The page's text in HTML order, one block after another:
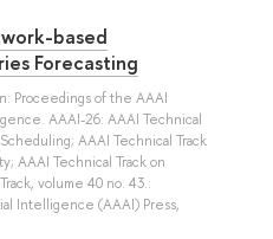
based
Forecasting
Proceedings of the AAAI
AAAI-26: AAAI Technical
AAAI Technical Track
AAAI Technical Track on
volume 40 no. 43.:
Intelligence (AAAI) Press,